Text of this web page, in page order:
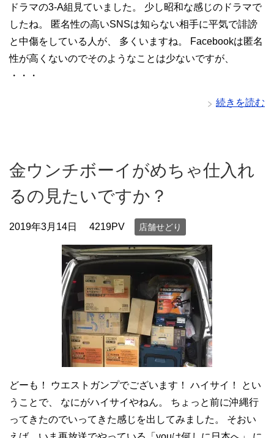
ドラマの3-A組見ていました。 少し昭和な感じのドラマで
したね。 匿名性の高いSNSは知らない相手に平気で誹謗
と中傷をしている人が、 多くいますね。 Facebookは匿名
性が高くないのでそのようなことは少ないですが、
・・・
続きを読む
金ウンチボーイがめちゃ仕入れ
るの見たいですか？
2019年3月14日 4219PV 店舗せどり
どーも！ ウエストガンプでございます！ ハイサイ！ とい
うことで、 なにがハイサイやねん。 ちょっと前に沖縄行
ってきたのでいってきた感じを出してみました。 そおい